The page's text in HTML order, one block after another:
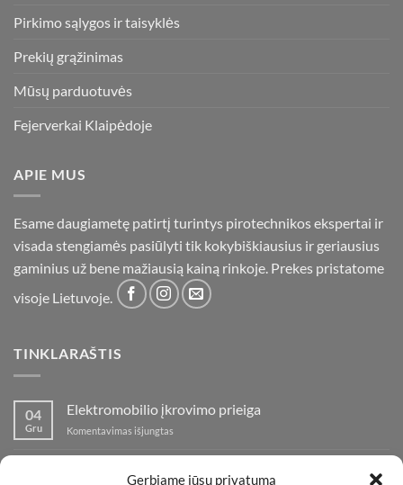
Gerbiame jūsų privatumą
Pirkimo sąlygos ir taisyklės
Prekių grąžinimas
Mūsų parduotuvės
Fejerverkai Klaipėdoje
APIE MUS
Esame daugiametę patirtį turintys pirotechnikos ekspertai ir
visada stengiamės pasiūlyti tik kokybiškiausius ir geriausius
gaminius už bene mažiausią kainą rinkoje. Prekes pristatome
visoje Lietuvoje.
TINKLARAŠTIS
04
Gru
Elektromobilio įkrovimo prieiga
Komentavimas išjungtas
prieiga